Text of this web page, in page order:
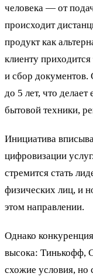
человека — от
происходит
продукт как
клиенту
и сбор документов.
до 5 лет, что
бытовой техники,
Инициатива
цифровизации
стремится стать
физических лиц, и
этом направлении.
Однако
высока: Тинькофф,
схожие условия, но